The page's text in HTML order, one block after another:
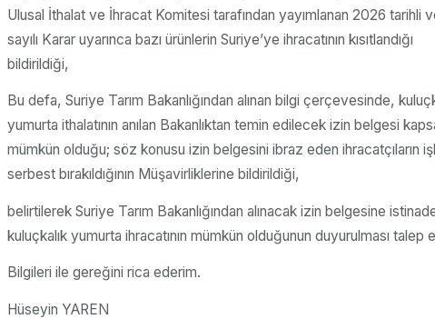
Ulusal İthalat ve İhracat Komitesi tarafından yayımlanan 2026 tarihli
sayılı Karar uyarınca bazı ürünlerin Suriye’ye ihracatının kısıtlandığı
bildirildiği,
Bu defa, Suriye Tarım Bakanlığından alınan bilgi çerçevesinde,
yumurta ithalatının anılan Bakanlıktan temin edilecek izin belgesi
mümkün olduğu; söz konusu izin belgesini ibraz eden ihracatçıların
serbest bırakıldığının Müşavirliklerine bildirildiği,
belirtilerek Suriye Tarım Bakanlığından alınacak izin belgesine
kuluçkalık yumurta ihracatının mümkün olduğunun duyurulması talep
Bilgileri ile gereğini rica ederim.
Hüseyin YAREN